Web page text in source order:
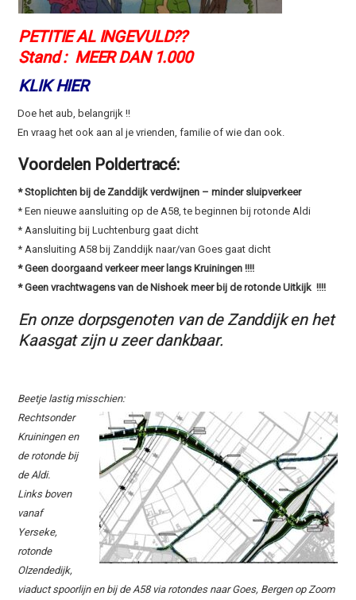
PETITIE AL INGEVULD??
Stand : MEER DAN 1.000
KLIK HIER
Doe het aub, belangrijk !!
En vraag het ook aan al je vrienden, familie of wie dan ook.
Voordelen Poldertracé:
* Stoplichten bij de Zanddijk verdwijnen – minder sluipverkeer
* Een nieuwe aansluiting op de A58, te beginnen bij rotonde Aldi
* Aansluiting bij Luchtenburg gaat dicht
* Aansluiting A58 bij Zanddijk naar/van Goes gaat dicht
* Geen doorgaand verkeer meer langs Kruiningen !!!!
* Geen vrachtwagens van de Nishoek meer bij de rotonde Uitkijk !!!!
En onze dorpsgenoten van de Zanddijk en het
Kaasgat zijn u zeer dankbaar.
Beetje lastig misschien:
Rechtsonder
Kruiningen en
de rotonde bij
de Aldi.
Links boven
vanaf
Yerseke,
rotonde
Olzendedijk,
viaduct spoorlijn en bij de A58 via rotondes naar Goes, Bergen op Zoom